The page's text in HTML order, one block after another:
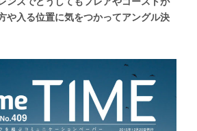
や入る位置に気をつかってアングル決